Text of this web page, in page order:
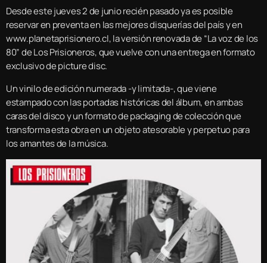
Desde este jueves 2 de junio recién pasado ya es posible
reservar en preventa en las mejores disquerías del país y en
www.planetaprisionero.cl, la versión renovada de “La voz de los
80” de Los Prisioneros, que vuelve con una entrega en formato
exclusivo de picture disc.
Un vinilo de edición numerada -y limitada-, que viene
estampado con las portadas históricas del álbum, en ambas
caras del disco y un formato de packaging de colección que
transforma esta obra en un objeto atesorable y perpetuo para
los amantes de la música.